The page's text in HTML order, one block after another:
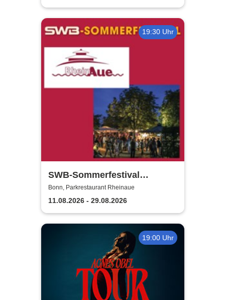
19:30 Uhr
SWB-Sommerfestival
Rheinaue
Bonn, Parkrestaurant Rheinaue
11.08.2026 - 29.08.2026
19:00 Uhr